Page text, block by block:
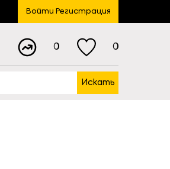
Войти Регистрация
0 0
Искать